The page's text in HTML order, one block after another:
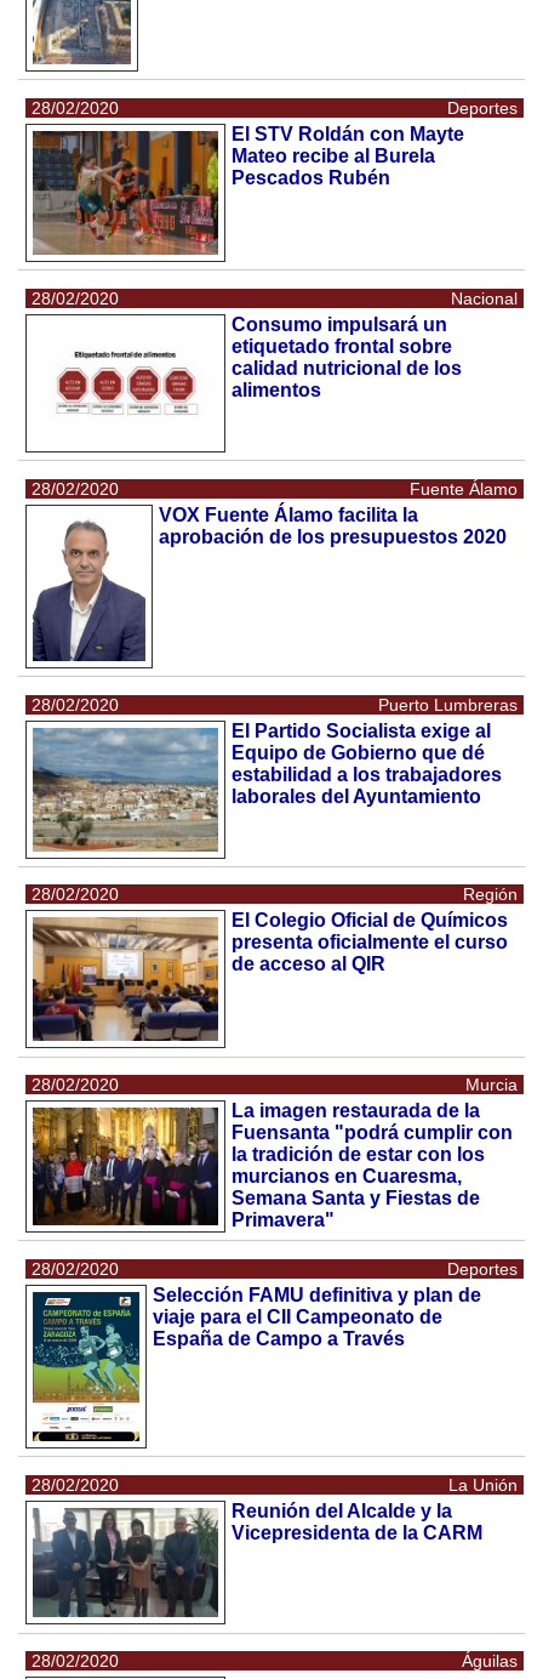
28/02/2020 Deportes
El STV Roldán con Mayte
Mateo recibe al Burela
Pescados Rubén
28/02/2020 Nacional
Consumo impulsará un
etiquetado frontal sobre
calidad nutricional de los
alimentos
28/02/2020 Fuente Álamo
VOX Fuente Álamo facilita la
aprobación de los presupuestos 2020
28/02/2020 Puerto Lumbreras
El Partido Socialista exige al
Equipo de Gobierno que dé
estabilidad a los trabajadores
laborales del Ayuntamiento
28/02/2020 Región
El Colegio Oficial de Químicos
presenta oficialmente el curso
de acceso al QIR
28/02/2020 Murcia
La imagen restaurada de la
Fuensanta "podrá cumplir con
la tradición de estar con los
murcianos en Cuaresma,
Semana Santa y Fiestas de
Primavera"
28/02/2020 Deportes
Selección FAMU definitiva y plan de
viaje para el CII Campeonato de
España de Campo a Través
28/02/2020 La Unión
Reunión del Alcalde y la
Vicepresidenta de la CARM
28/02/2020 Águilas